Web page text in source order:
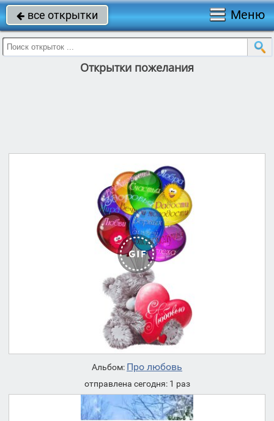
 все открытки Меню
Открытки пожелания
Альбом: Про любовь
отправлена сегодня: 1 раз